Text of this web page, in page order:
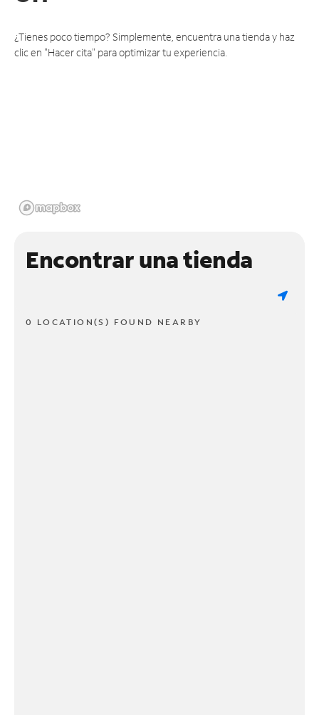
¿Tienes poco tiempo? Simplemente, encuentra una tienda y haz
clic en "Hacer cita" para optimizar tu experiencia.
Encontrar una tienda
0 LOCATION(S) FOUND NEARBY